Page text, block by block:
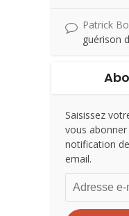
Patrick
guérison
Saisissez
vous
notification
email.
Adresse
e-
mail